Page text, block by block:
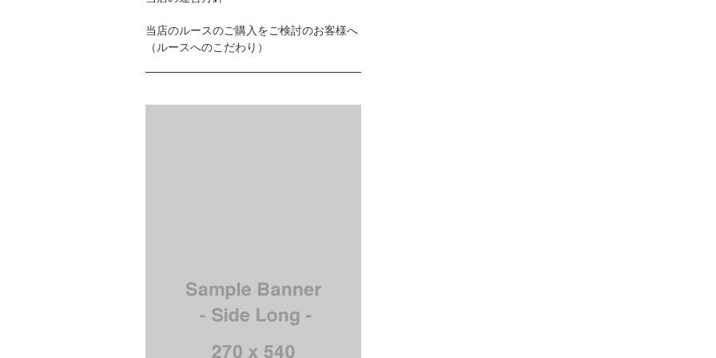
当店のルースのご購入をご検討のお客様へ
（ルースへのこだわり）